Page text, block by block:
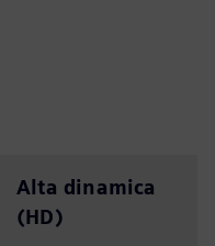
Alta dinamica
(HD)